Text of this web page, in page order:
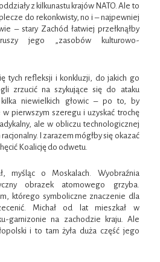
z kilkunastu krajów NATO. Ale to
do rekonkwisty, no i – najpewniej
– stary Zachód łatwiej przełknąłby
jego „zasobów kulturowo-
tych refleksji i konkluzji, do jakich go
zrzucić na szykujące się do ataku
kilka niewielkich głowic – po to, by
pierwszym szeregu i uzyskać trochę
ale w obliczu technologicznej
I zarazem mógłby się okazać
Koalicję do odwetu.
myśląc o Moskalach. Wyobraźnia
obrazek atomowego grzyba.
którego symboliczne znaczenie dla
Michał od lat mieszkał w
garnizonie na zachodzie kraju. Ale
i to tam żyła duża część jego